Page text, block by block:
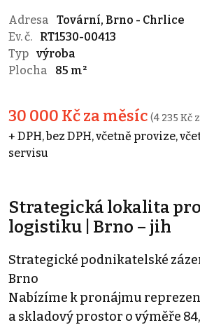
Adresa
Tovární, Brno - Chrlice
Ev. č.
RT1530-00413
Typ výroba
Plocha
85 m²
30 000 Kč za měsíc (4 235 Kč
+ DPH, bez DPH, včetně provize,
servisu
Strategická lokalita
logistiku | Brno – jih
Strategické podnikatelské
Brno
Nabízíme k pronájmu
a skladový prostor o výměře